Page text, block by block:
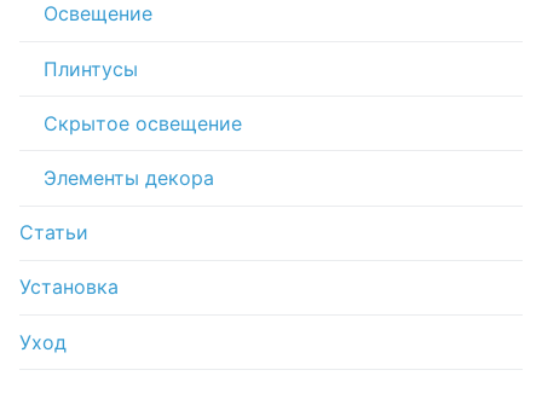
Освещение
Плинтусы
Скрытое освещение
Элементы декора
Статьи
Установка
Уход